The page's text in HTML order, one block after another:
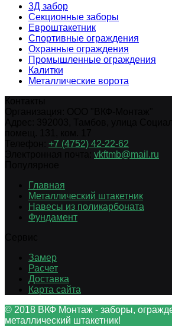
3Д забор
Секционные заборы
Евроштакетник
Спортивные ограждения
Охранные ограждения
Промышленные ограждения
Калитки
Металлические ворота
+7 (4752) 42-22-62
vkftmb@mail.ru
Главная
Металлический штакетник
Навесы из поликарбоната
Фундамент
Замер
Расчет
Доставка
Карта сайта
© 2018 ВКФ Монтаж - заборы,
металлический штакетник!